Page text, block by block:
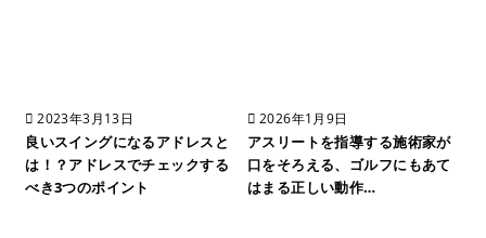
2023年3月13日
良いスイングになるアドレスと
は！？アドレスでチェックする
べき3つのポイント
2026年1月9日
アスリートを指導する施術家が
口をそろえる、ゴルフにもあて
はまる正しい動作…